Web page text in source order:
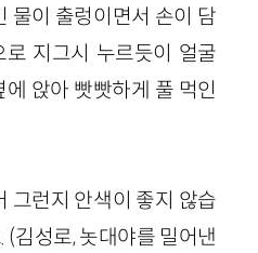
물이 출렁이면서 손이 담
지그시 누르듯이 얼굴
앉아 빳빳하게 풀 먹인
그런지 안색이 좋지 않습
(김성로, 놋대야를 밀어낸